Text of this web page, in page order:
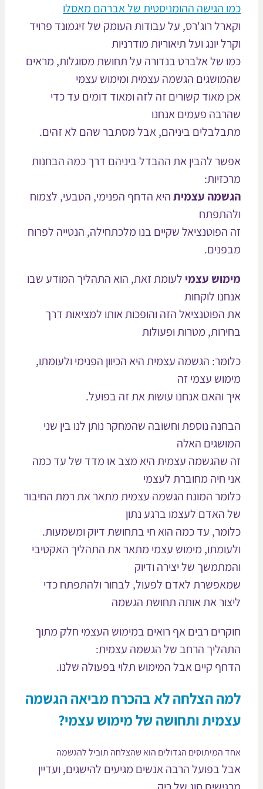
הגישה ההומניסטית שלאברהם מאסלו
רוג'רס, עלעבודות העומק שלזיגמונד פרויד
יונגועל תיאוריות מודרניות
שלאלברט בנדורה על תחושת מסוגלות, מראים
הגשמה עצמית ומימוש עצמי
מאוד קשורים זה לזה ומאוד דומים עד כדי
פעמים אנחנו
ביניהם, אבל מסתבר שהם לא זהים.
להבין את ההבדל ביניהם דרך כמה הבחנות
עצמיתהיא הדחף הפנימי, הטבעי, לצמוח
הפוטנציאל שקיים בנו מלכתחילה, הנטייה לפרוח
עצמילעומת זאת, הוא התהליך המודע שבו
לוקחות
הפוטנציאל הזה והופכות אותו למציאות דרך
מטרות ופעולות
הגשמה עצמית היא הכיוון הפנימי ולעומתו,
עצמי זה
והאם אנחנו עושות את זה בפועל.
נוספת וחשובה שהמחקר נותן לנו בין שני
האלה
שהגשמה עצמית היא מצב או מדד של עד כמה
חיה מחוברת לעצמי
המונח הגשמה עצמית מתאר את רמת החיבור
האדם לעצמו ברגע נתון
עד כמה הוא חי בתחושת דיוק ומשמעות.
מימוש עצמי מתאר את התהליך האקטיבי
של יצירה ודיוק
לאדם לפעול, לבחור ולהתפתח כדי
את אותה תחושת הגשמה
רבים אף רואים במימוש העצמי חלק מתוך
הרחב של הגשמה עצמית:
קיים אבל המימוש תלוי בפעולה שלנו.
הצלחה לא בהכרח מביאה הגשמה
ותחושה של מימוש עצמי?
המיתוסים הגדולים הוא שהצלחה תוביל להגשמה
בפועל הרבה אנשים מגיעים להישגים, ועדיין